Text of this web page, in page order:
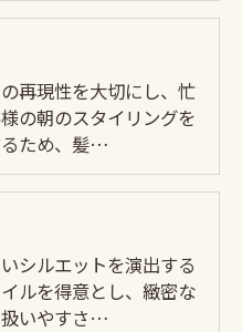
再現性を大切にし、忙
の朝のスタイリングを
ため、髪…
シルエットを演出する
ルを得意とし、緻密な
いやすさ…